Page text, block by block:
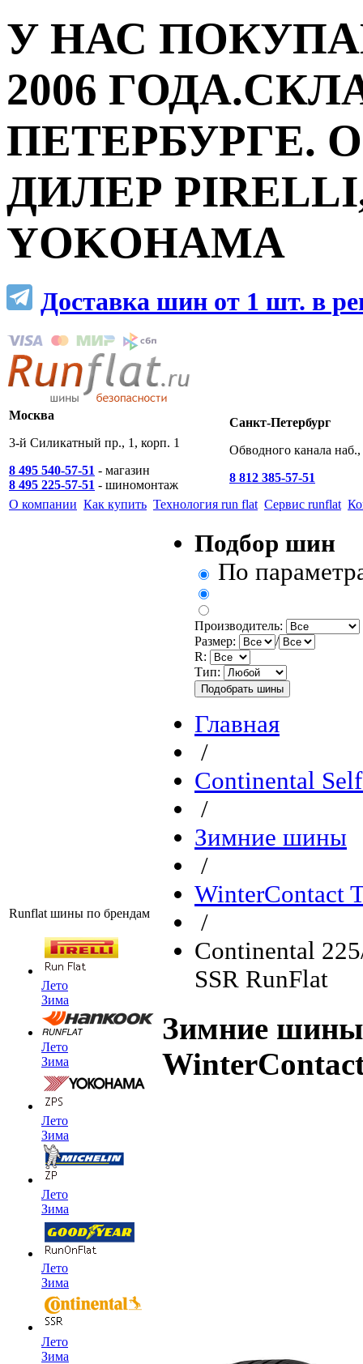
У НАС
2006
ПЕТЕРБУРГЕ.
ДИЛЕР
YOKOHAMA
Доставка шин от 1 шт. в
Москва
3-й Силикатный пр., 1, корп. 1
8 495 540-57-51 - магазин
8 495 225-57-51 - шиномонтаж
Санкт-Петербург
Обводного канала
8 812 385-57-51
О компании Как купить Технология run flat Сервис runflat
Runflat шины по брендам
Лето
Зима
Лето
Зима
Лето
Зима
Лето
Зима
Лето
Зима
Лето
Зима
Подбор шин
По
Производитель:
Размер:
/
R:
Тип:
Главная
/
Continental
/
Зимние шины
/
WinterContact
/
Continental
SSR RunFlat
Зимние шины